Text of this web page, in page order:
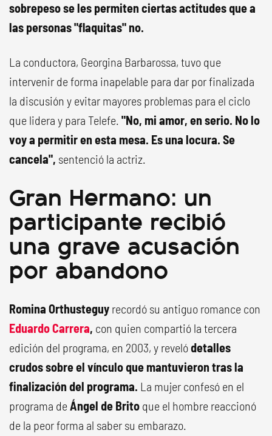
sobrepeso se les permiten ciertas actitudes que a
las personas "flaquitas" no.
La conductora, Georgina Barbarossa, tuvo que
intervenir de forma inapelable para dar por finalizada
la discusión y evitar mayores problemas para el ciclo
que lidera y para Telefe. "No, mi amor, en serio. No lo
voy a permitir en esta mesa. Es una locura. Se
cancela", sentenció la actriz.
Gran Hermano: un
participante recibió
una grave acusación
por abandono
Romina Orthusteguy recordó su antiguo romance con
Eduardo Carrera, con quien compartió la tercera
edición del programa, en 2003, y revelódetalles
crudos sobre el vínculo que mantuvieron tras la
finalización del programa. La mujer confesó en el
programa deÁngel de Brito que el hombre reaccionó
de la peor forma al saber su embarazo.